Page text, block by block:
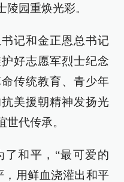
园重焕光彩。
记和金正恩总书记
好志愿军烈士纪念
传统教育、青少年
美援朝精神发扬光
代传承。
了和平，“最可爱的
，用鲜血浇灌出和平